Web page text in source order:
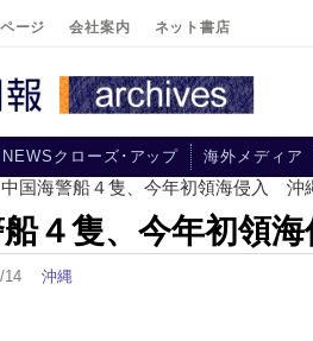
ージ 会社案内 ネット書店
NEWSクローズ･アップ 海外メディア
国海警船４隻、今年初領海侵入 沖
船４隻、今年初領
14 沖縄